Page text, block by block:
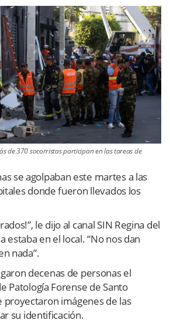
de 370 socorristas participan en las tareas de
se agolpaban este martes a las
donde fueron llevados los
le dijo al canal SIN Regina del
estaba en el local. “No nos dan
nada”.
decenas de personas el
Patología Forense de Santo
proyectaron imágenes de las
su identificación.